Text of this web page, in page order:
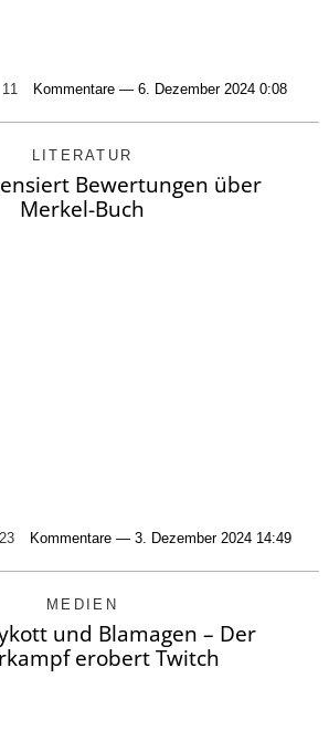
11 Kommentare — 6. Dezember 2024 0:08
LITERATUR
Bewertungen über
Merkel-Buch
23 Kommentare — 3. Dezember 2024 14:49
MEDIEN
und Blamagen – Der
erobert Twitch